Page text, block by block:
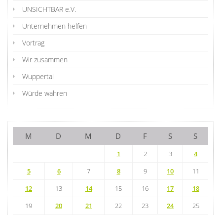
UNSICHTBAR e.V.
Unternehmen helfen
Vortrag
Wir zusammen
Wuppertal
Würde wahren
M D M D F S S
1 2 3
4
5
6 7 8 9 10
11
12
13 14 15 16 17
18
19
20 21 22 23 24 25